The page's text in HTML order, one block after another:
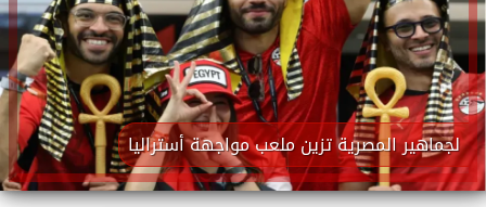
لجماهير المصرية تزين ملعب مواجهة أستراليا